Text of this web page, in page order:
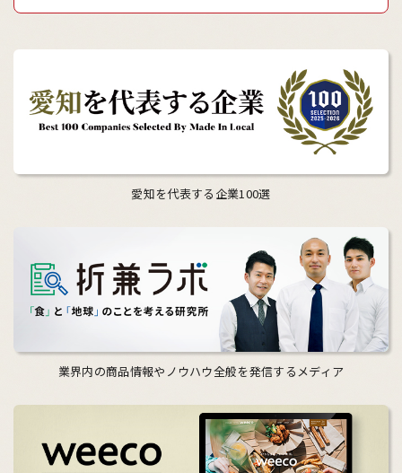
愛知を代表する企業100選
業界内の商品情報やノウハウ全般を発信するメディア